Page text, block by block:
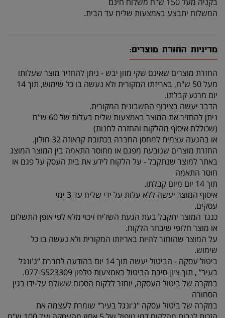
המשלוח יתבצע באמצעות שליח עד הבית.
מדיניות החזרת מוצרים:
החזרת מוצרים שאינם שקי מזון יבש - ניתן להחזיר מוצר שעלותו
מעל 50 ש"ח, באריזתו המקורית ולא נעשה בו כל שימוש, תוך 14
יום מרגע קבלתו.
הדבר יעשה בצירוף החשבונית המקורית.
ניתן להחזיר את המוצר באמצעות שליח בעלות של 60 ש"ח
(שכוללת איסוף מהלקוח והחזרה לחנות)
או בהגעה עצמית למחסן החברה בכתובת קראוזה 32 חולון.
החזרת מוצרים שנובעת מפגם או מחוסר התאמה בין המוצר המוצג
באתר למוצר שנתקבל - על הלקוח לידע את בית העסק על פגם או
חוסר התאמה
תוך 14 יום מיום קבלתו.
איסוף המוצר יעשה ללא עלות על ידי שליח עד 3 ימי
עסקים.
כנגד המוצר יתקבל בעת הגעת השליח זיכוי מלא לפי אופן התשלום
או מוצר חלופי שיבחר הלקוח.
על המוצר שהוחזר להיות באריזתו המקורית ולא נעשה בו כל
שימוש.
ביטול עסקה - הביטול יעשה תוך 14 יום בהודעה לחברת “ג'ונגל
בעיר” , תוך ציון סיבת הביטול באמצעות טלפון 077-5523309.
במקרה של ביטול העסקה, יוחזר ללקוח הסכום ששולם על-ידו בגין
הסחורה
במקרה של ביטול עסקה "ג'ונגל בעיר" שומרת לעצמה את